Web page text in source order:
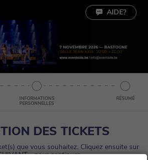
AIDE?
INFORMATIONS
PERSONNELLES
RÉSUMÉ
DES TICKETS
que vous souhaitez. Cliquez ensuite sur
» pour continuer.